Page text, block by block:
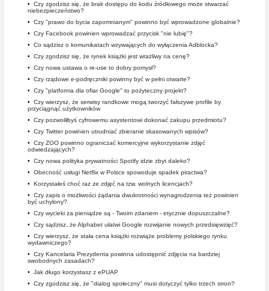
• Czy zgodzisz się, że brak dostępu do kodu źródłowego może stwarzać
niebezpieczeństwo?
• Czy "prawo do bycia zapomnianym" powinno być wprowadzone globalnie?
• Czy Facebook powinien wprowadzać przycisk "nie lubię"?
• Co sądzisz o komunikatach wzywających do wyłączenia Adblocka?
• Czy zgodzisz się, że rynek książki jest wrażliwy na cenę?
• Czy nowa ustawa o re-use to dobry pomysł?
• Czy rządowe e-podręczniki powinny być w pełni otwarte?
• Czy "platforma dla ofiar Google" to pożyteczny projekt?
• Czy wierzysz, że serwisy randkowe mogą tworzyć fałszywe profile by
przyciągnąć użytkowników
• Czy pozwoliłbyś cyfrowemu asystentowi dokonać zakupu przedmiotu?
• Czy Twitter powinien utrudniać zbieranie skasowanych wpisów?
• Czy ZOO powinno ograniczać komercyjne wykorzystanie zdjęć
odwiedzających?
• Czy nowa polityka prywatności Spotify idzie zbyt daleko?
• Obecność usługi Netflix w Polsce spowoduje spadek piractwa?
• Korzystałeś choć raz ze zdjęć na tzw. wolnych licencjach?
• Czy zapis o możliwości żądania dwukrotności wynagrodzenia też powinien
być uchylony?
• Czy wycieki za pieniądze są - Twoim zdaniem - etycznie dopuszczalne?
• Czy sądzisz, że Alphabet ułatwi Google rozwijanie nowych przedsięwzięć?
• Czy wierzysz, że stała cena książki rozwiąże problemy polskiego rynku
wydawniczego?
• Czy Kancelaria Prezydenta powinna udostępnić zdjęcia na bardziej
swobodnych zasadach?
• Jak długo korzystasz z ePUAP
• Czy zgodzisz się, że "dialog społeczny" musi dotyczyć tylko trzech stron?